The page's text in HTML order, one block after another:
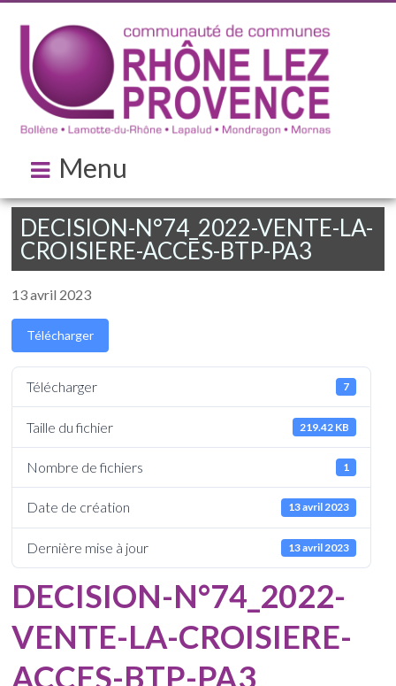
Menu
DECISION-N°74_2022-VENTE-LA-
CROISIERE-ACCES-BTP-PA3
13 avril 2023
Télécharger
Télécharger 7
Taille du fichier 219.42 KB
Nombre de fichiers 1
Date de création 13 avril 2023
Dernière mise à jour 13 avril 2023
DECISION-N°74_2022-
VENTE-LA-CROISIERE-
ACCES-BTP-PA3